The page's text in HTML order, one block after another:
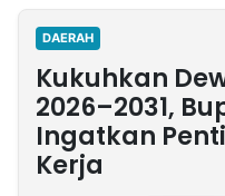
Nasional
International
Olahraga
Entertainment
Daerah
Pariwisata
Kuliner
Kolom
Network
DAERAH
Kukuhkan
2026–2031,
Ingatkan
Kerja